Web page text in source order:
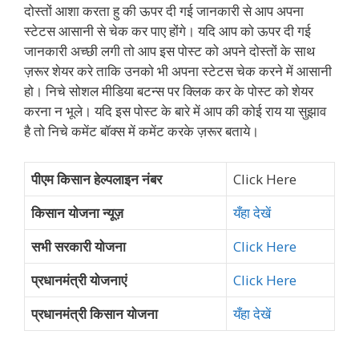
दोस्तों आशा करता हु की ऊपर दी गई जानकारी से आप अपना
स्टेटस आसानी से चेक कर पाए होंगे। यदि आप को ऊपर दी गई
जानकारी अच्छी लगी तो आप इस पोस्ट को अपने दोस्तों के साथ
ज़रूर शेयर करे ताकि उनको भी अपना स्टेटस चेक करने में आसानी
हो। निचे सोशल मीडिया बटन्स पर क्लिक कर के पोस्ट को शेयर
करना न भूले। यदि इस पोस्ट के बारे में आप की कोई राय या सुझाव
है तो निचे कमेंट बॉक्स में कमेंट करके ज़रूर बताये।
पीएम किसान हेल्पलाइन नंबर
Click Here
किसान योजना न्यूज़
यँहा देखें
सभी सरकारी योजना
Click Here
प्रधानमंत्री योजनाएं
Click Here
प्रधानमंत्री किसान योजना
यँहा देखें